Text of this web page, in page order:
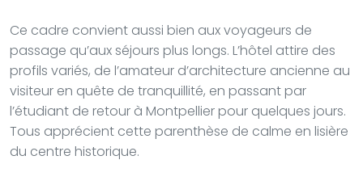
Ce cadre convient aussi bien aux voyageurs de
passage qu’aux séjours plus longs. L’hôtel attire des
profils variés, de l’amateur d’architecture ancienne au
visiteur en quête de tranquillité, en passant par
l’étudiant de retour à Montpellier pour quelques jours.
Tous apprécient cette parenthèse de calme en lisière
du centre historique.